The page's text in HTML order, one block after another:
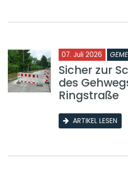
07. Juli 2026
Sicher zur
des
Ringstraße
ARTIKEL LESEN